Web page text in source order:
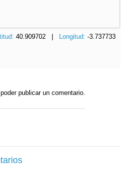
40.909702 | Longitud: -3.737733
publicar un comentario.